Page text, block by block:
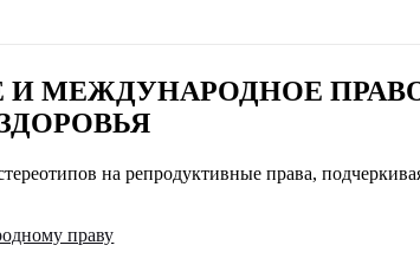
МЕЖДУНАРОДНОЕ
на репродуктивные права,
праву